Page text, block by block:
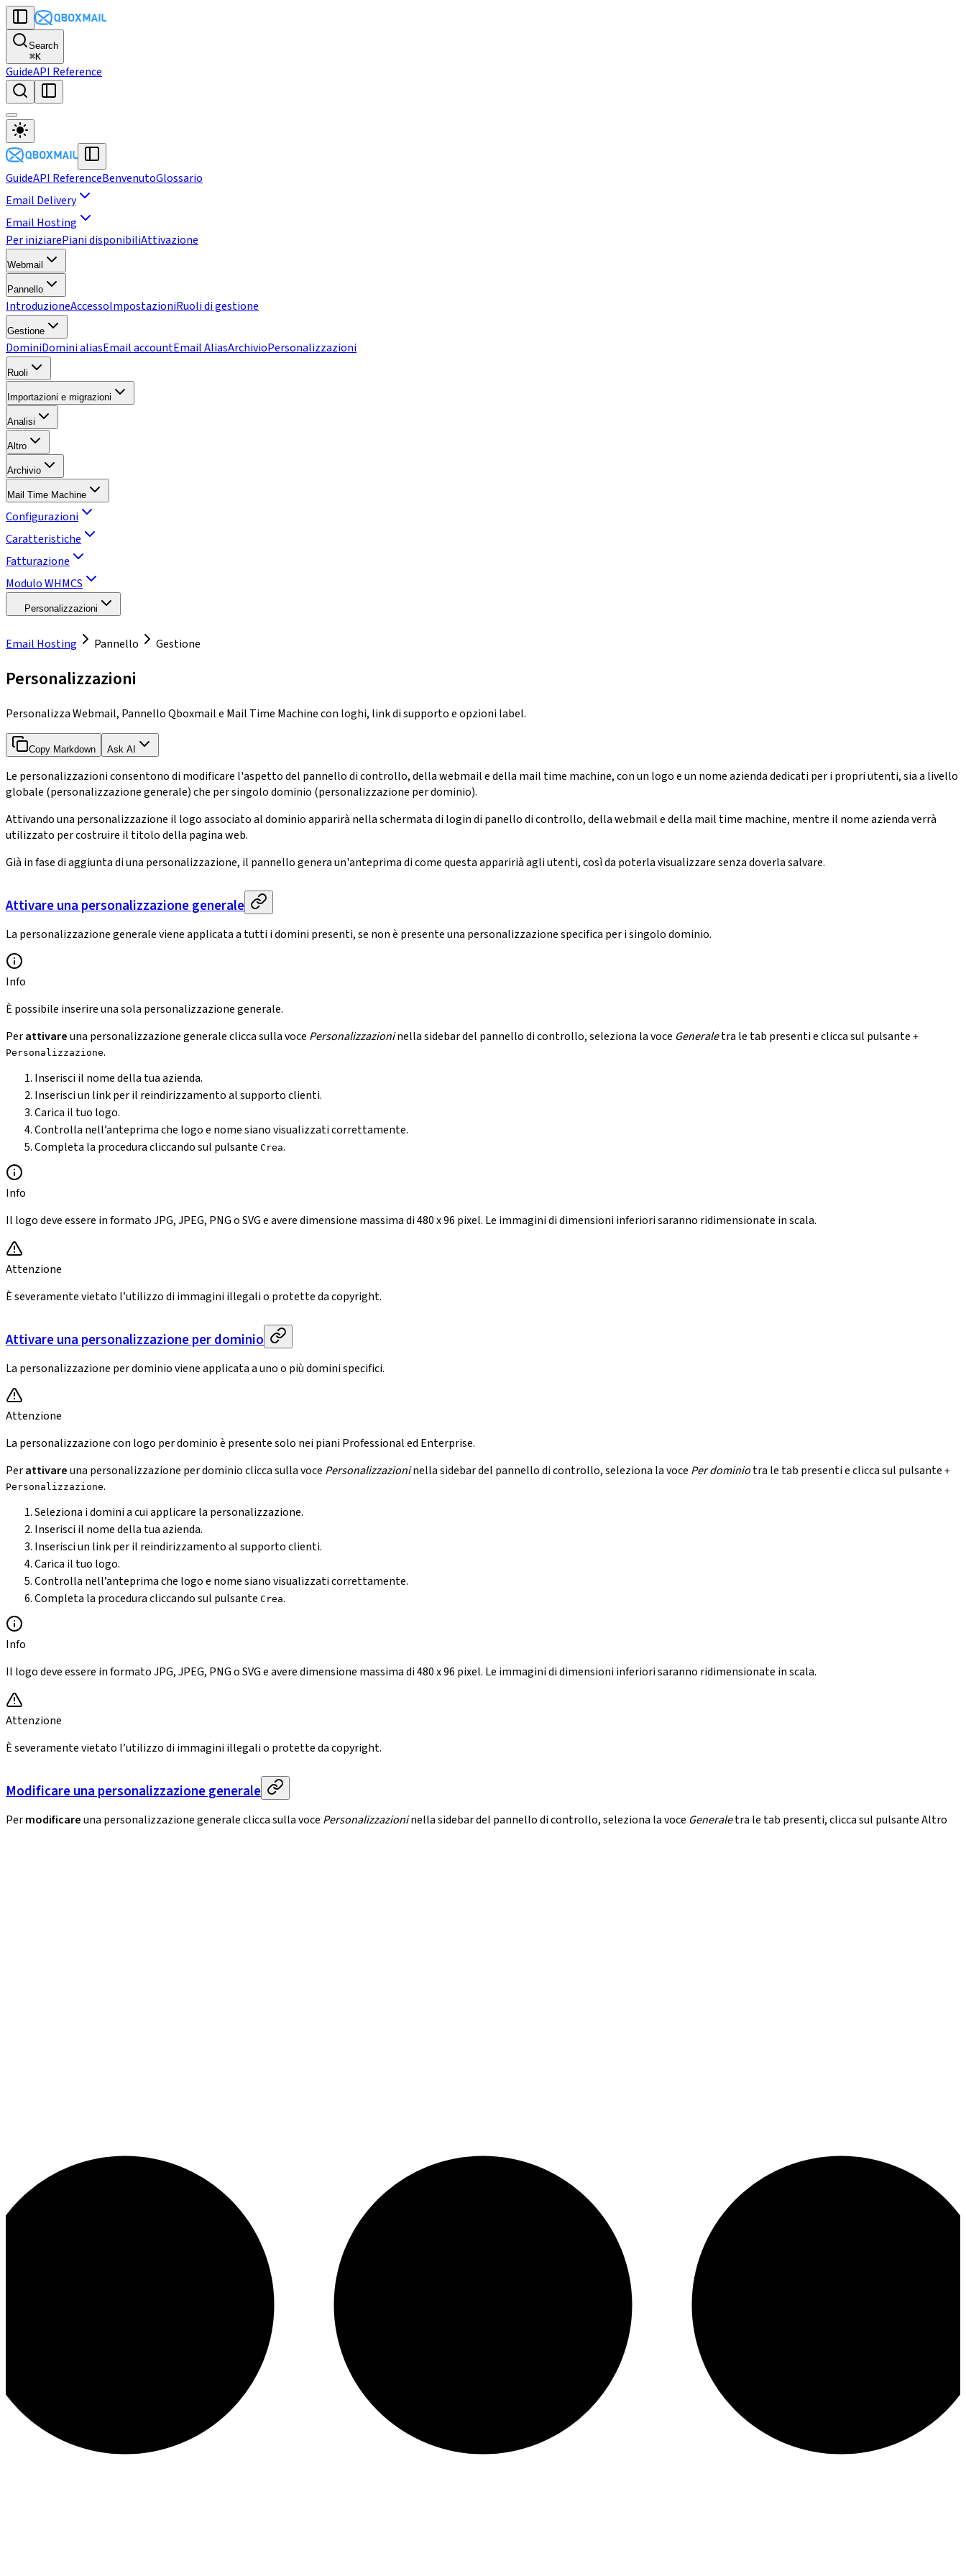
Search
⌘K
GuideAPI Reference
GuideAPI ReferenceBenvenutoGlossario
Email Delivery
Email Hosting
Per iniziarePiani disponibiliAttivazione
Webmail
Pannello
IntroduzioneAccessoImpostazioniRuoli di gestione
Gestione
DominiDomini aliasEmail accountEmail AliasArchivioPersonalizzazioni
Ruoli
Importazioni e migrazioni
Analisi
Altro
Archivio
Mail Time Machine
Configurazioni
Caratteristiche
Fatturazione
Modulo WHMCS
Personalizzazioni
Email Hosting Pannello Gestione
Personalizzazioni
Personalizza Webmail, Pannello Qboxmail e Mail Time Machine con loghi, link di supporto e opzioni label.
Copy Markdown Ask AI
Le personalizzazioni consentono di modificare l'aspetto del pannello di controllo, della webmail e della mail time machine, con un logo e un nome azienda dedicati per i propri utenti, sia a livello
globale (personalizzazione generale) che per singolo dominio (personalizzazione per dominio).
Attivando una personalizzazione il logo associato al dominio apparirà nella schermata di login di panello di controllo, della webmail e della mail time machine, mentre il nome azienda verrà
utilizzato per costruire il titolo della pagina web.
Già in fase di aggiunta di una personalizzazione, il pannello genera un'anteprima di come questa apparirià agli utenti, così da poterla visualizzare senza doverla salvare.
Attivare una personalizzazione generale
La personalizzazione generale viene applicata a tutti i domini presenti, se non è presente una personalizzazione specifica per i singolo dominio.
Info
È possibile inserire una sola personalizzazione generale.
Perattivareuna personalizzazione generale clicca sulla voce Personalizzazioninella sidebar del pannello di controllo, seleziona la voce Generaletra le tab presenti e clicca sul pulsante +
Personalizzazione.
Inserisci il nome della tua azienda.
Inserisci un link per il reindirizzamento al supporto clienti.
Carica il tuo logo.
Controlla nell’anteprima che logo e nome siano visualizzati correttamente.
Completa la procedura cliccando sul pulsante Crea.
Info
Il logo deve essere in formato JPG, JPEG, PNG o SVG e avere dimensione massima di 480 x 96 pixel. Le immagini di dimensioni inferiori saranno ridimensionate in scala.
Attenzione
È severamente vietato l’utilizzo di immagini illegali o protette da copyright.
Attivare una personalizzazione per dominio
La personalizzazione per dominio viene applicata a uno o più domini specifici.
Attenzione
La personalizzazione con logo per dominio è presente solo nei piani Professional ed Enterprise.
Perattivareuna personalizzazione per dominio clicca sulla voce Personalizzazioninella sidebar del pannello di controllo, seleziona la voce Per dominiotra le tab presenti e clicca sul pulsante +
Personalizzazione.
Seleziona i domini a cui applicare la personalizzazione.
Inserisci il nome della tua azienda.
Inserisci un link per il reindirizzamento al supporto clienti.
Carica il tuo logo.
Controlla nell’anteprima che logo e nome siano visualizzati correttamente.
Completa la procedura cliccando sul pulsante Crea.
Info
Il logo deve essere in formato JPG, JPEG, PNG o SVG e avere dimensione massima di 480 x 96 pixel. Le immagini di dimensioni inferiori saranno ridimensionate in scala.
Attenzione
È severamente vietato l’utilizzo di immagini illegali o protette da copyright.
Modificare una personalizzazione generale
Permodificareuna personalizzazione generale clicca sulla voce Personalizzazioninella sidebar del pannello di controllo, seleziona la voce Generaletra le tab presenti, clicca sul pulsante Altro